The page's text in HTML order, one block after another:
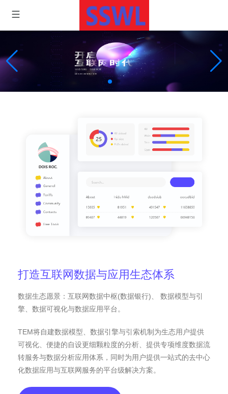
打造互联网数据与应用生态体系
数据生态愿景：互联网数据中枢(数据银行)、 数据模型与引
擎、数据可视化与数据应用平台。
TEM将自建数据模型、数据引擎与引索机制为生态用户提供
可视化、便捷的自设更细颗粒度的分析、提供专项维度数据流
转服务与数据分析应用体系，同时为用户提供一站式的去中心
化数据应用与互联网服务的平台级解决方案。